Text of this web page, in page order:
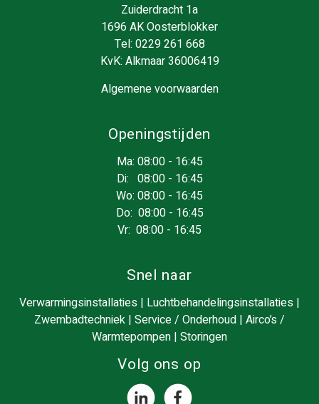
Zuiderdracht 1a
1696 AK Oosterblokker
Tel: 0229 261 668
KvK: Alkmaar 36006419
Algemene voorwaarden
Openingstijden
Ma: 08:00 - 16:45
Di: 08:00 - 16:45
Wo: 08:00 - 16:45
Do: 08:00 - 16:45
Vr: 08:00 - 16:45
Snel naar
Verwarmingsinstallaties | Luchtbehandelingsinstallaties |
Zwembadtechniek | Service / Onderhoud | Airco’s /
Warmtepompen | Storingen
Volg ons op